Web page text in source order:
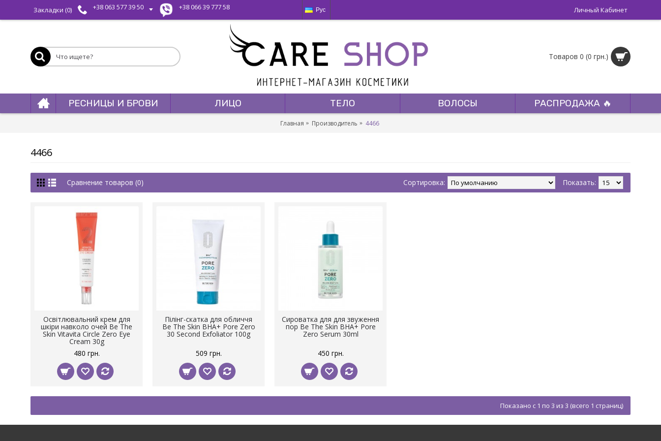
Закладки (0) +38 063 577 39 50 +38 066 39 777 58 Рус Личный Кабинет
Товаров 0 (0 грн.)
РЕСНИЦЫ И БРОВИ ЛИЦО ТЕЛО ВОЛОСЫ РАСПРОДАЖА 🔥
Главная Производитель 4466
4466
Сравнение товаров (0) Показать:
Сортировка:
Освітлювальний крем для
шкіри навколо очей Be The
Skin Vitavita Circle Zero Eye
Cream 30g
480 грн.
Пілінг-скатка для обличчя
Be The Skin BHA+ Pore Zero
30 Second Exfoliator 100g
509 грн.
Сироватка для для звуження
пор Be The Skin BHA+ Pore
Zero Serum 30ml
450 грн.
Показано с 1 по 3 из 3 (всего 1 страниц)